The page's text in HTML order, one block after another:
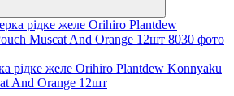
рідке желе Orihiro Plantdew Konnyaku
And Orange 12шт